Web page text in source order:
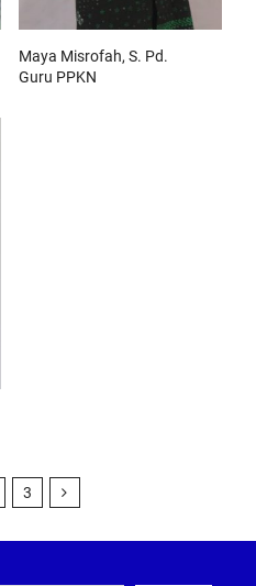
Maya Misrofah, S. Pd.
Guru PPKN
3